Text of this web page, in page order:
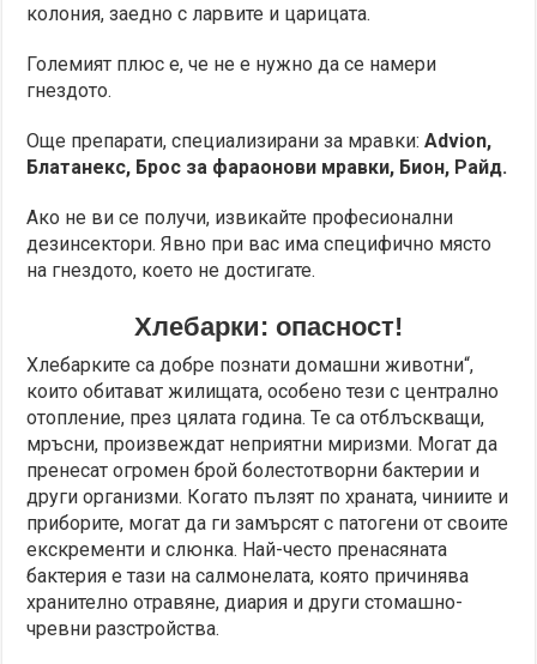
колония, заедно с ларвите и царицата.
Големият плюс е, че не е нужно да се намери
гнездото.
Още препарати, специализирани за мравки:Advion,
Блатанекс, Брос за фараонови мравки, Бион, Райд.
Ако не ви се получи, извикайте професионални
дезинсектори. Явно при вас има специфично място
на гнездото, което не достигате.
Хлебарки: опасност!
Хлебарките са добре познати домашни животни“,
които обитават жилищата, особено тези с централно
отопление, през цялата година. Те са отблъскващи,
мръсни, произвеждат неприятни миризми. Могат да
пренесат огромен брой болестотворни бактерии и
други организми. Когато пълзят по храната, чиниите и
приборите, могат да ги замърсят с патогени от своите
екскременти и слюнка. Най-често пренасяната
бактерия е тази на салмонелата, която причинява
хранително отравяне, диария и други стомашно-
чревни разстройства.